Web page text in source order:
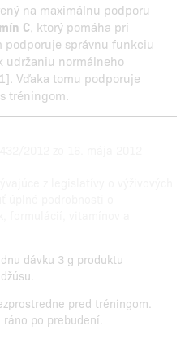
na maximálnu podporu
C, ktorý pomáha pri
podporuje správnu funkciu
udržaniu normálneho
Vďaka tomu podporuje
tréningom.
dávku 3 g produktu
pred tréningom.
po prebudení.